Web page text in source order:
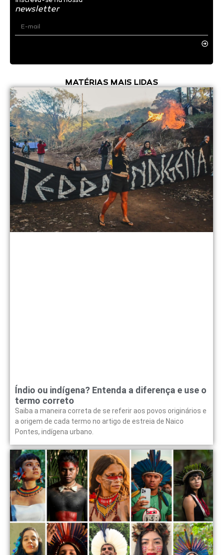
newsletter
MATÉRIAS MAIS LIDAS
Índio ou indígena? Entenda a diferença e use o
termo correto
Saiba a maneira correta de se referir aos povos originários e
a origem de cada termo no artigo de estreia de Naico
Pontes, indígena urbano.